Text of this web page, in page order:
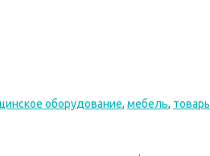
оборудование, мебель,